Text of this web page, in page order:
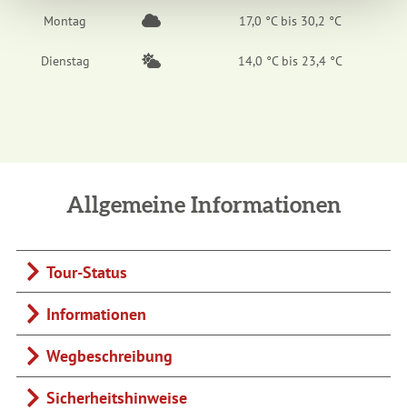
Montag 17,0 °C bis 30,2 °C
Dienstag 14,0 °C bis 23,4 °C
Allgemeine Informationen
Tour-Status
Informationen
Wegbeschreibung
Sicherheitshinweise